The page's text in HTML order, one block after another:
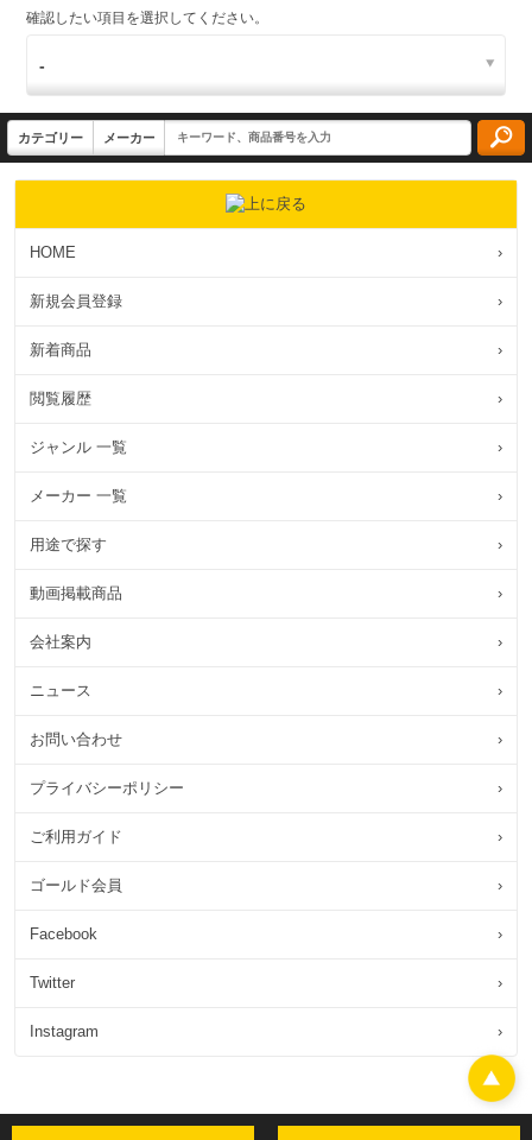
確認したい項目を選択してください。
HOME ›
新規会員登録 ›
新着商品 ›
閲覧履歴 ›
ジャンル 一覧 ›
メーカー 一覧 ›
用途で探す ›
動画掲載商品 ›
会社案内 ›
ニュース ›
お問い合わせ ›
プライバシーポリシー ›
ご利用ガイド ›
ゴールド会員 ›
Facebook ›
Twitter ›
Instagram ›